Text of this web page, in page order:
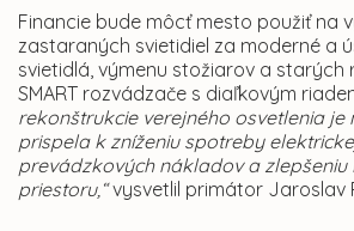
Financie bude môcť mesto použiť na
zastaraných svietidiel za moderné a
svietidlá, výmenu stožiarov a starých
SMART rozvádzače s diaľkovým
rekonštrukcie verejného osvetlenia
prispela k zníženiu spotreby
prevádzkových nákladov a zlepšeniu
priestoru,“vysvetlil primátor Jaroslav